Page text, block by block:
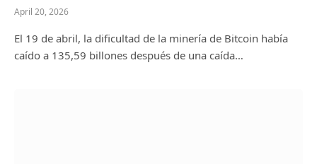
April 20, 2026
El 19 de abril, la dificultad de la minería de Bitcoin había
caído a 135,59 billones después de una caída…